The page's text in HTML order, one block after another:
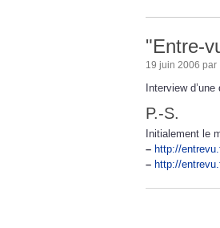
"Entre-
19 juin 2006 par
Interview
P.-S.
Initialement le
– http://
– http://